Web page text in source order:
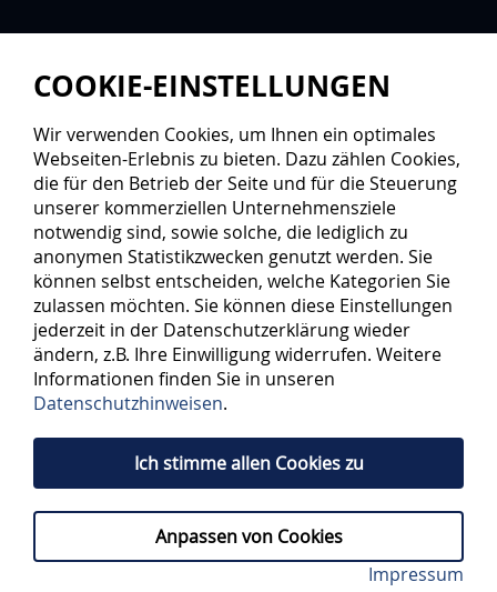
Der dritte Treffer brachte die Panther endgültig auf
// SONNTAG, 12.10.2025
COOKIE-EINSTELLUNGEN
Wir verwenden Cookies, um Ihnen ein optimales
Webseiten-Erlebnis zu bieten. Dazu zählen Cookies,
die für den Betrieb der Seite und für die Steuerung
unserer kommerziellen Unternehmensziele
notwendig sind, sowie solche, die lediglich zu
anonymen Statistikzwecken genutzt werden. Sie
können selbst entscheiden, welche Kategorien Sie
zulassen möchten. Sie können diese Einstellungen
jederzeit in der Datenschutzerklärung wieder
ändern, z.B. Ihre Einwilligung widerrufen. Weitere
Informationen finden Sie in unseren
Datenschutzhinweisen.
Ich stimme allen Cookies zu
Anpassen von Cookies
Impressum